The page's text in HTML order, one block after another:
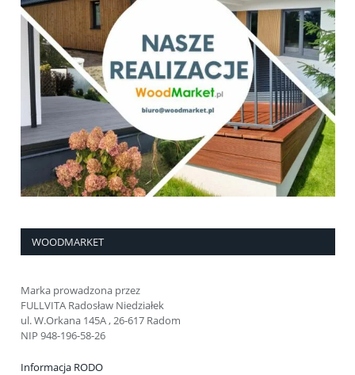
WOODMARKET
Marka prowadzona przez
FULLVITA Radosław Niedziałek
ul. W.Orkana 145A , 26-617 Radom
NIP 948-196-58-26
Informacja RODO